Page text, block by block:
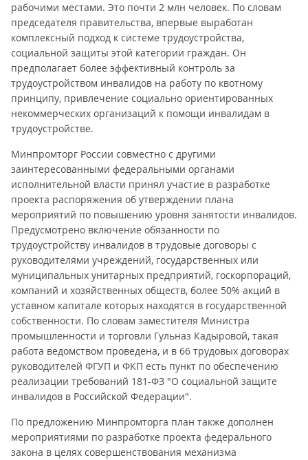
рабочими местами. Это почти 2 млн человек. По словам
председателя правительства, впервые выработан
комплексный подход к системе трудоустройства,
социальной защиты этой категории граждан. Он
предполагает более эффективный контроль за
трудоустройством инвалидов на работу по квотному
принципу, привлечение социально ориентированных
некоммерческих организаций к помощи инвалидам в
трудоустройстве.
Минпромторг России совместно с другими
заинтересованными федеральными органами
исполнительной власти принял участие в разработке
проекта распоряжения об утверждении плана
мероприятий по повышению уровня занятости инвалидов.
Предусмотрено включение обязанности по
трудоустройству инвалидов в трудовые договоры с
руководителями учреждений, государственных или
муниципальных унитарных предприятий, госкорпораций,
компаний и хозяйственных обществ, более 50% акций в
уставном капитале которых находятся в государственной
собственности. По словам заместителя Министра
промышленности и торговли Гульназ Кадыровой, такая
работа ведомством проведена, и в 66 трудовых договорах
руководителей ФГУП и ФКП есть пункт по обеспечению
реализации требований 181-ФЗ "О социальной защите
инвалидов в Российской Федерации".
По предложению Минпромторга план также дополнен
мероприятиями по разработке проекта федерального
закона в целях совершенствования механизма